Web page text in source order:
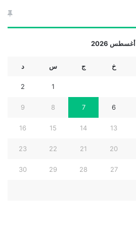
أغسطس 2026
خ ج س د
1
2
6
7
8
9
13
14
15
16
20
21
22
23
27
28
29
30